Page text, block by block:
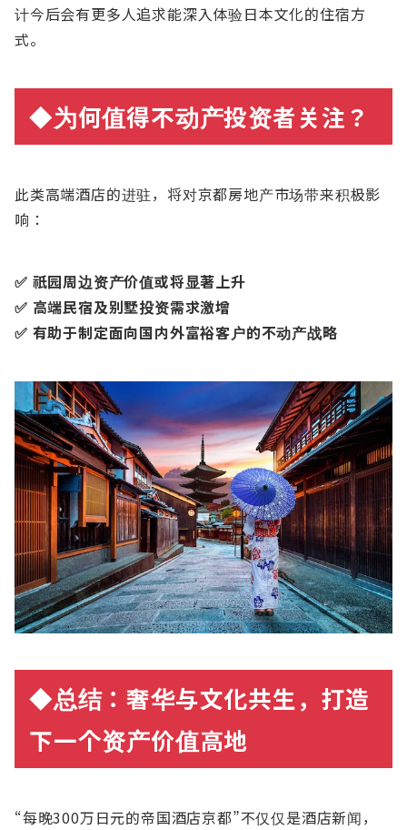
计今后会有更多人追求能深入体验日本文化的住宿方
式。
◆为何值得不动产投资者关注？
此类高端酒店的进驻，将对京都房地产市场带来积极影
响：
✅ 祇园周边资产价值或将显著上升
✅ 高端民宿及别墅投资需求激增
✅ 有助于制定面向国内外富裕客户的不动产战略
◆总结：奢华与文化共生，打造
下一个资产价值高地
“每晚300万日元的帝国酒店京都”不仅仅是酒店新闻，